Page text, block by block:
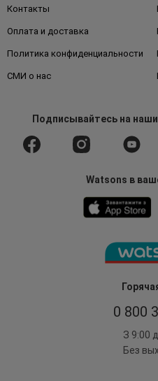
0 800
З 9:00
Без
Контакты
Оплата и доставка
Политика конфиденциальности
СМИ о нас
Подписывайтесьна
Watsons в